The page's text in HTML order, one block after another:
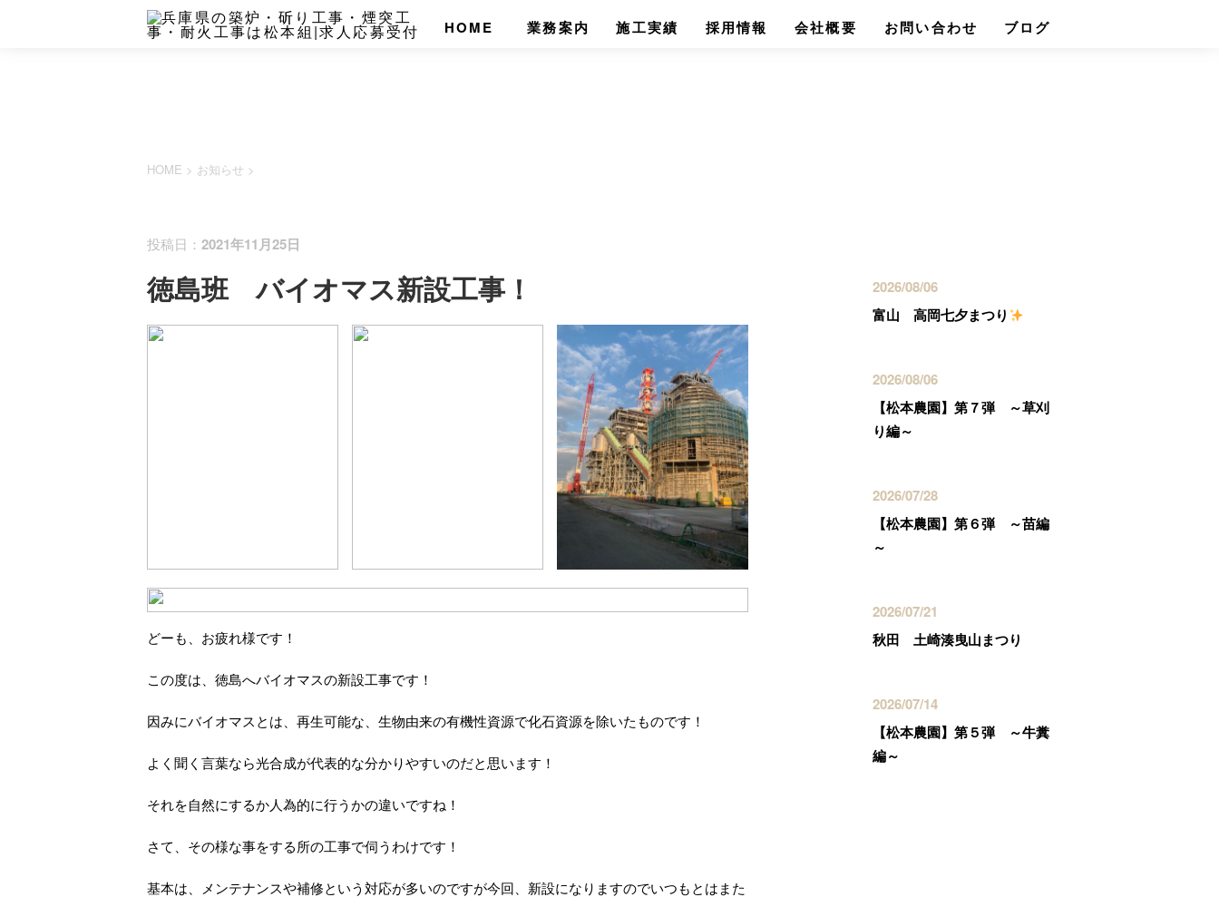
HOME 業務案内 施工実績 採用情報 会社概要 お問い合わせ ブログ
HOME > お知らせ >
投稿日： 2021年11月25日
徳島班 バイオマス新設工事！
どーも、お疲れ様です！
この度は、徳島へバイオマスの新設工事です！
因みにバイオマスとは、再生可能な、生物由来の有機性資源で化石資源を除いたものです！
よく聞く言葉なら光合成が代表的な分かりやすいのだと思います！
それを自然にするか人為的に行うかの違いですね！
さて、その様な事をする所の工事で伺うわけです！
基本は、メンテナンスや補修という対応が多いのですが今回、新設になりますのでいつもとはまた
2026/08/06
富山 高岡七夕まつり
2026/08/06
【松本農園】第７弾 ～草刈
り編～
2026/07/28
【松本農園】第６弾 ～苗編
～
2026/07/21
秋田 土崎湊曳山まつり
2026/07/14
【松本農園】第５弾 ～牛糞
編～